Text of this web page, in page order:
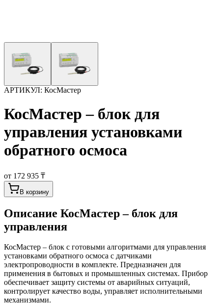
АРТИКУЛ: КосМастер
КосМастер – блок для
управления установками
обратного осмоса
от 172 935 ₸
В корзину
Описание КосМастер – блок для
управления
КосМастер – блок с готовыми алгоритмами для управления
установками обратного осмоса с датчиками
электропроводности в комплекте. Предназначен для
применения в бытовых и промышленных системах. Прибор
обеспечивает защиту системы от аварийных ситуаций,
контролирует качество воды, управляет исполнительными
механизмами.